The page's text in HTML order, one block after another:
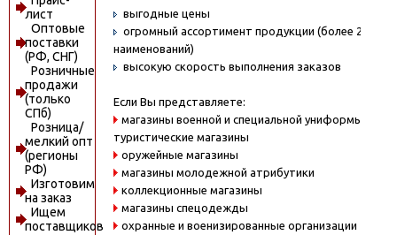
лист
Оптовые
поставки
(РФ, СНГ)
Розничные
продажи
(только
СПб)
Розница/
мелкий опт
(регионы
РФ)
Изготовим
на заказ
Ищем
поставщиков
выгодные цены
огромный ассортимент продукции (более 20000
наименований)
высокую скорость выполнения заказов
Если Вы представляете:
магазины военной и специальной униформы -
туристические магазины
оружейные магазины
магазины молодежной атрибутики
коллекционные магазины
магазины спецодежды
охранные и военизированные организации